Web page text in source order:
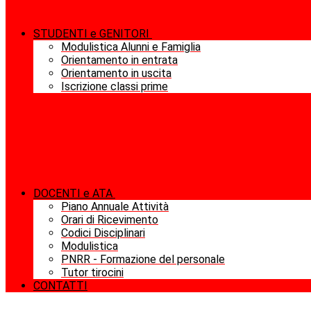
STUDENTI e GENITORI
Modulistica Alunni e Famiglia
Orientamento in entrata
Orientamento in uscita
Iscrizione classi prime
DOCENTI e ATA
Piano Annuale Attività
Orari di Ricevimento
Codici Disciplinari
Modulistica
PNRR - Formazione del personale
Tutor tirocini
CONTATTI